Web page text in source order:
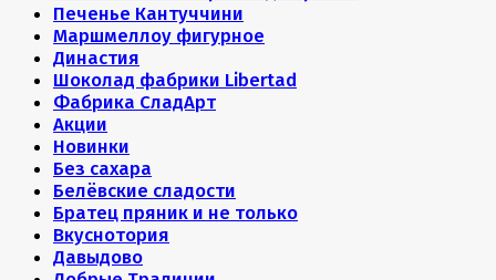
Печенье Кантуччини
Маршмеллоу фигурное
Династия
Шоколад фабрики Libertad
Фабрика СладАрт
Акции
Новинки
Без сахара
Белёвские сладости
Братец пряник и не только
Вкуснотория
Давыдово